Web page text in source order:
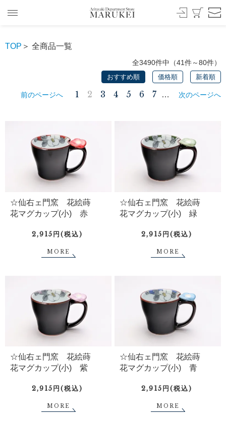
TOP ＞ 全商品一覧
全3490件中（41件～80件）
おすすめ順 価格順 新着順
前のページへ 1 2 3 4 5 6 7 … 次のページへ
☆仙右ェ門窯 花絵蒔
花マグカップ(小) 赤
2,915円(税込)
MORE
☆仙右ェ門窯 花絵蒔
花マグカップ(小) 緑
2,915円(税込)
MORE
☆仙右ェ門窯 花絵蒔
花マグカップ(小) 紫
2,915円(税込)
MORE
☆仙右ェ門窯 花絵蒔
花マグカップ(小) 青
2,915円(税込)
MORE